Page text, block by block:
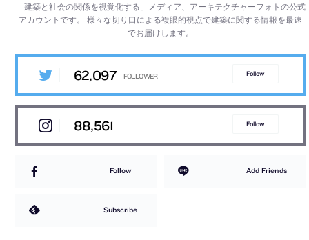
「建築と社会の関係を視覚化する」メディア、アーキテクチャーフォトの公式
アカウントです。様々な切り口による複眼的視点で建築に関する情報を最速
でお届けします。
62,097 Follow
88,561 Follow
Follow Add Friends
Subscribe